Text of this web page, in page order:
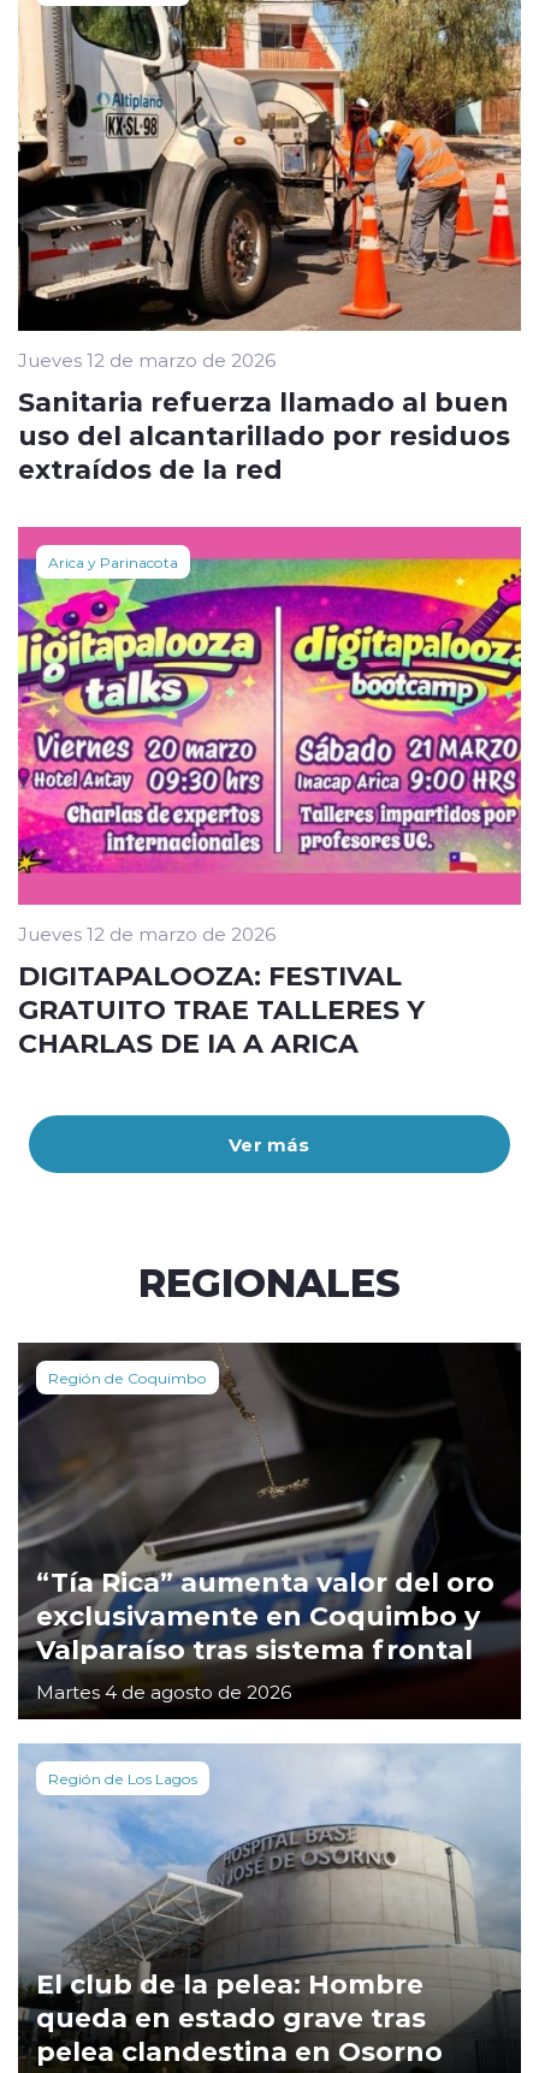
Ver más
Jueves 12 de marzo de 2026
Sanitaria refuerza llamado al buen
uso del alcantarillado por residuos
extraídos de la red
Arica y Parinacota
Jueves 12 de marzo de 2026
DIGITAPALOOZA: FESTIVAL
GRATUITO TRAE TALLERES Y
CHARLAS DE IA A ARICA
REGIONALES
Región de Coquimbo
“Tía Rica” aumenta valor del oro
exclusivamente en Coquimbo y
Valparaíso tras sistema frontal
Martes 4 de agosto de 2026
Región de Los Lagos
El club de la pelea: Hombre
queda en estado grave tras
pelea clandestina en Osorno